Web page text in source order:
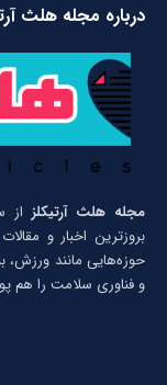
درباره مجله هلث
مجله هلث آرتیکلز
بروزترین اخبار و
حوزه‌هایی مانند ورزش،
و فناوری سلامت را